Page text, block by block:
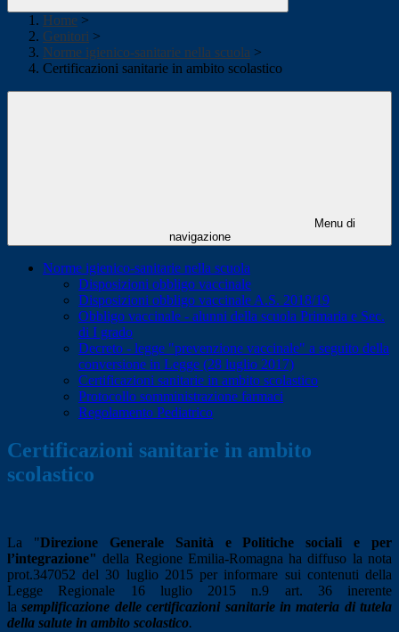
Home >
Genitori >
Norme igienico-sanitarie nella scuola >
Certificazioni sanitarie in ambito scolastico
Menu di
navigazione
Norme igienico-sanitarie nella scuola
Disposizioni obbligo vaccinale
Disposizioni obbligo vaccinale A.S. 2018/19
Obbligo vaccinale - alunni della scuola Primaria e Sec.
di I grado
Decreto - legge "prevenzione vaccinale" a seguito della
conversione in Legge (28 luglio 2017)
Certificazioni sanitarie in ambito scolastico
Protocollo somministrazione farmaci
Regolamento Pediatrico
Certificazioni sanitarie in ambito
scolastico
La "Direzione Generale Sanità e Politiche sociali
e per
l’integrazione" della Regione Emilia-Romagna ha diffuso la nota
prot.347052 del 30 luglio 2015 per informare sui contenuti della
Legge Regionale 16 luglio 2015 n.9 art. 36 inerente
lasemplificazione delle certificazioni sanitarie in materia di tutela
della salute in ambito scolastico.